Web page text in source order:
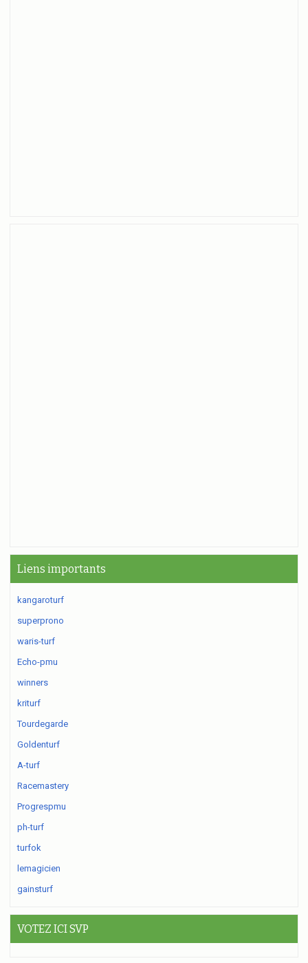
Liens importants
kangaroturf
superprono
waris-turf
Echo-pmu
winners
kriturf
Tourdegarde
Goldenturf
A-turf
Racemastery
Progrespmu
ph-turf
turfok
lemagicien
gainsturf
VOTEZ ICI SVP